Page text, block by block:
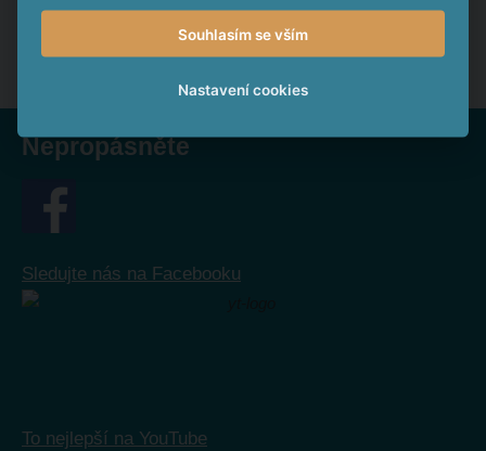
Nepropásněte
Sledujte nás na Facebooku
To nejlepší na YouTube
Souhlasím se vším
Nastavení cookies